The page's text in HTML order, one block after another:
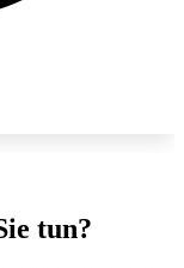
tun?